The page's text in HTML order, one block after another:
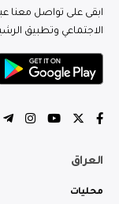
ابقى على تواصل معنا
الاجتماعي وتطبيق
العراق
محليات